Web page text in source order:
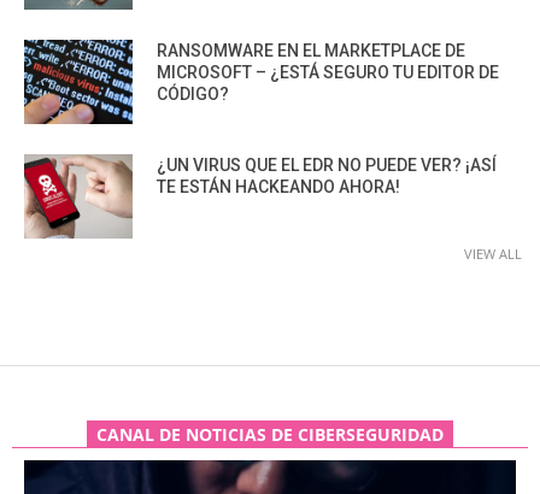
RANSOMWARE EN EL MARKETPLACE DE
MICROSOFT – ¿ESTÁ SEGURO TU EDITOR DE
CÓDIGO?
¿UN VIRUS QUE EL EDR NO PUEDE VER? ¡ASÍ
TE ESTÁN HACKEANDO AHORA!
VIEW ALL
CANAL DE NOTICIAS DE CIBERSEGURIDAD